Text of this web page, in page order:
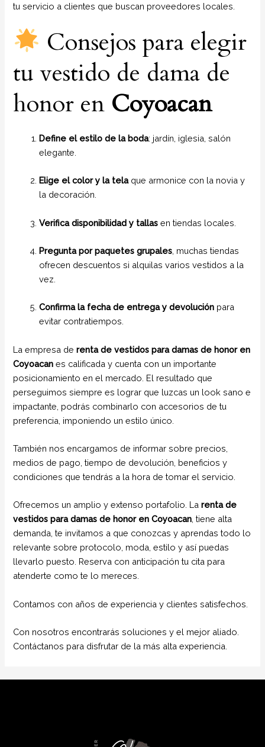
tu servicio a clientes que buscan proveedores locales.
Consejos para elegir
tu vestido de dama de
honor en Coyoacan
Define el estilo de la boda: jardín, iglesia, salón
elegante.
Elige el color y la telaque armonice con la novia y
la decoración.
Verifica disponibilidad y tallas en tiendas locales.
Pregunta por paquetes grupales , muchas tiendas
ofrecen descuentos si alquilas varios vestidos a la
vez.
Confirma la fecha de entrega y devolución para
evitar contratiempos.
La empresa derenta de vestidos para damas de honor en
Coyoacan es calificada y cuenta con un importante
posicionamiento en el mercado. El resultado que
perseguimos siempre es lograr que luzcas un look sano e
impactante, podrás combinarlo con accesorios de tu
preferencia, imponiendo un estilo único.
También nos encargamos de informar sobre precios,
medios de pago, tiempo de devolución, beneficios y
condiciones que tendrás a la hora de tomar el servicio.
Ofrecemos un amplio y extenso portafolio. Larenta de
vestidos para damas de honor en Coyoacan , tiene alta
demanda, te invitamos a que conozcas y aprendas todo lo
relevante sobre protocolo, moda, estilo y así puedas
llevarlo puesto. Reserva con anticipación tu cita para
atenderte como te lo mereces.
Contamos con años de experiencia y clientes satisfechos.
Con nosotros encontrarás soluciones y el mejor aliado.
Contáctanos para disfrutar de la más alta experiencia.